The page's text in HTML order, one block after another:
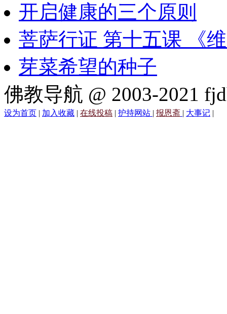
开启健康的三个原则
菩萨行证 第十五课 《
芽菜希望的种子
佛教导航 @ 2003-2021
设为首页 | 加入收藏 | 在线投稿 | 护持网站 | 报恩斋 | 大事记 |